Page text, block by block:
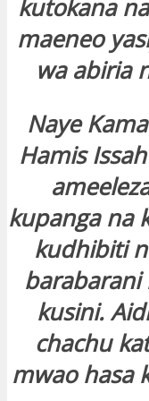
kutokana
maeneo
wa abiria
Naye
Hamis
kupanga na
kudhibiti
barabarani
kusini.
chachu
mwao hasa